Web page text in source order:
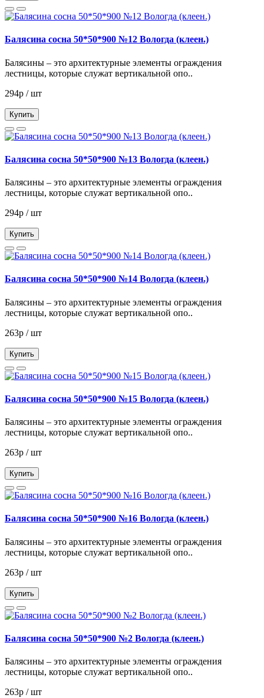
Балясина сосна 50*50*900 №12 Вологда (клеен.)
Балясины – это архитектурные элементы ограждения
лестницы, которые служат вертикальной опо..
294р / шт
Купить
Балясина сосна 50*50*900 №13 Вологда (клеен.)
Балясины – это архитектурные элементы ограждения
лестницы, которые служат вертикальной опо..
294р / шт
Купить
Балясина сосна 50*50*900 №14 Вологда (клеен.)
Балясины – это архитектурные элементы ограждения
лестницы, которые служат вертикальной опо..
263р / шт
Купить
Балясина сосна 50*50*900 №15 Вологда (клеен.)
Балясины – это архитектурные элементы ограждения
лестницы, которые служат вертикальной опо..
263р / шт
Купить
Балясина сосна 50*50*900 №16 Вологда (клеен.)
Балясины – это архитектурные элементы ограждения
лестницы, которые служат вертикальной опо..
263р / шт
Купить
Балясина сосна 50*50*900 №2 Вологда (клеен.)
Балясины – это архитектурные элементы ограждения
лестницы, которые служат вертикальной опо..
263р / шт